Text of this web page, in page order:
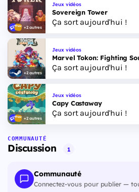
+2 autres
Jeux vidéos
Sovereign Tower
Ça sort aujourd'hui !
+2 autres
Jeux vidéos
Marvel Tokon: Fighting
Ça sort aujourd'hui !
+2 autres
Jeux vidéos
Capy Castaway
Ça sort aujourd'hui !
COMMUNAUTÉ
Discussion 1
Communauté
Connectez-vous pour publier —